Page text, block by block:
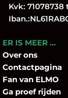
Kvk: 71078738
ER IS MEER …
Over ons
Contactpagina
Fan van ELMO
Ga proef rijden